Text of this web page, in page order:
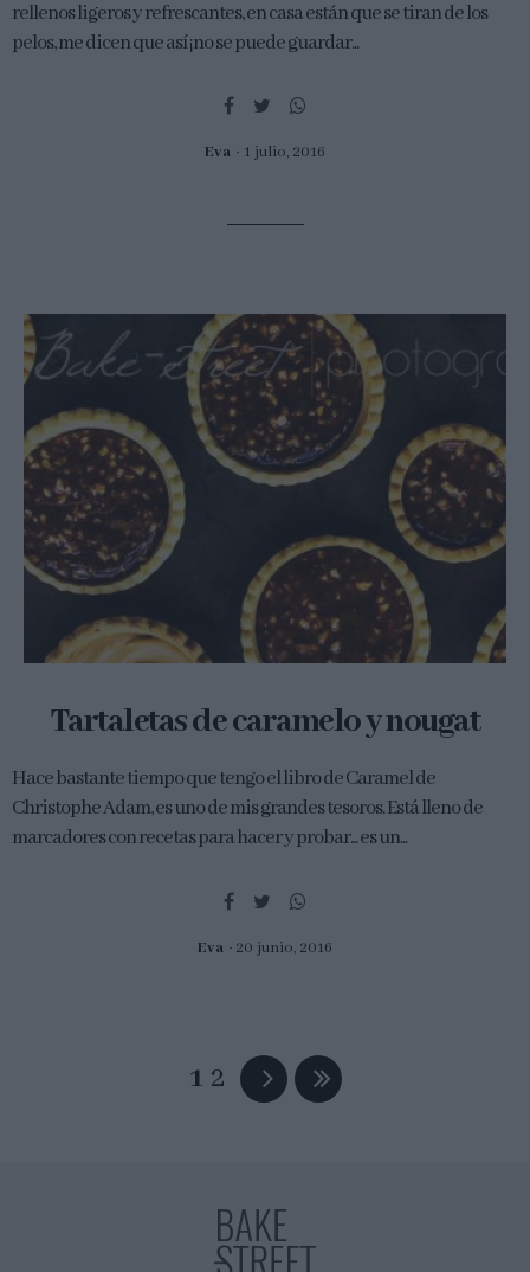
rellenos ligeros y refrescantes, en casa están que se tiran de los
pelos, me dicen que así ¡no se puede guardar...
Eva 1 julio, 2016
Tartaletas de caramelo y nougat
Hace bastante tiempo que tengo el libro de Caramel de
Christophe Adam, es uno de mis grandes tesoros. Está lleno de
marcadores con recetas para hacer y probar... es un...
Eva 20 junio, 2016
1 2